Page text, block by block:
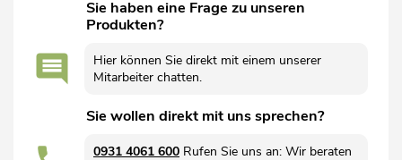
Sie haben eine Frage zu unseren
Produkten?
Hier können Sie direkt mit einem unserer
Mitarbeiter chatten.
Sie wollen direkt mit uns sprechen?
0931 4061 600 Rufen Sie uns an: Wir beraten